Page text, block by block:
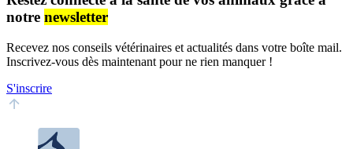
notre newsletter
Recevez nos conseils vétérinaires et actualités dans votre boîte mail.
Inscrivez-vous dès maintenant pour ne rien manquer !
S'inscrire